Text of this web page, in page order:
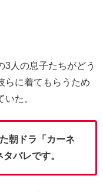
3人の息子たちがどう
らに着てもらうため
た。
朝ドラ「カーネ
バレです。